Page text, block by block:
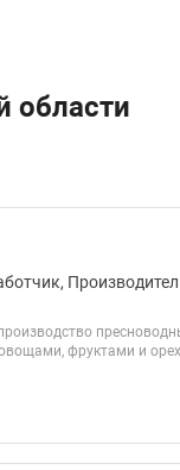
области
фруктами и